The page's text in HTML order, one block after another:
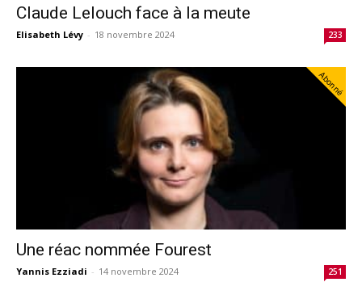
Claude Lelouch face à la meute
Elisabeth Lévy - 18 novembre 2024 233
Abonné
Une réac nommée Fourest
Yannis Ezziadi - 14 novembre 2024 251